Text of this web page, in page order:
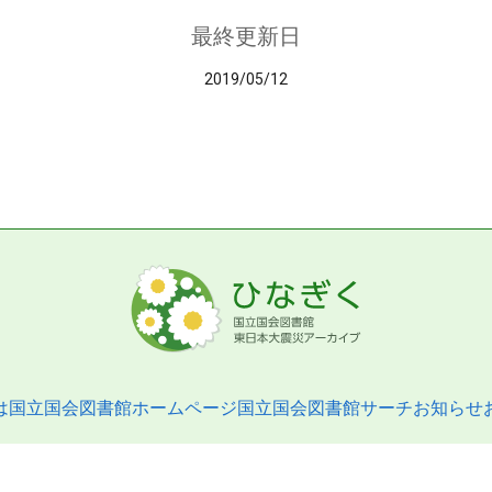
最終更新日
2019/05/12
国立国会図書館ホームページ国立国会図書館サーチお知らせ